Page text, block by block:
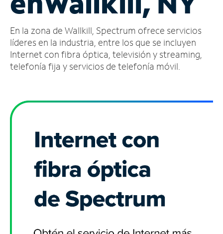
cuenta
Encuentra
una
tienda
En la zona de Wallkill, Spectrum ofrece servicios
líderes en la industria, entre los que se incluyen
Internet con fibra óptica, televisión y streaming,
telefonía fija y servicios de telefonía móvil.